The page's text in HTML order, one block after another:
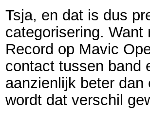
Tsja, en dat is dus
categorisering.
Record op Mavic
contact tussen band
aanzienlijk beter
wordt dat verschil